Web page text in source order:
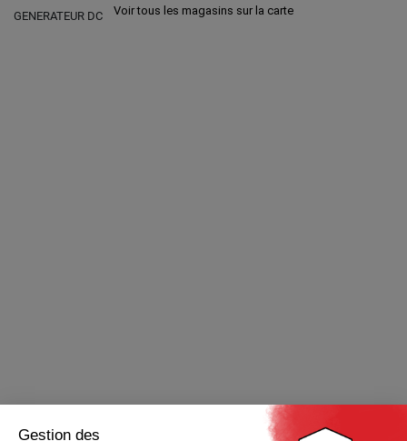
GENERATEUR DC Voir tous les magasins sur la carte